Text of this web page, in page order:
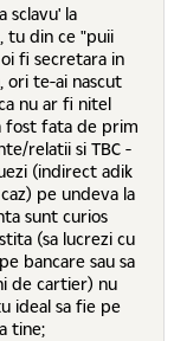
sclavu' la
tu din ce "puii
fi secretara in
ori te-ai nascut
nu ar fi nitel
fost fata de prim
relatii si TBC -
(indirect adik
pe undeva la
sunt curios
(sa lucrezi cu
bancare sau sa
de cartier) nu
ideal sa fie pe
tine;